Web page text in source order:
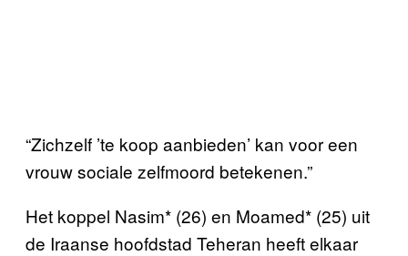
“Zichzelf ’te koop aanbieden’ kan voor een
vrouw sociale zelfmoord betekenen.”
Het koppel Nasim* (26) en Moamed* (25) uit
de Iraanse hoofdstad Teheran heeft elkaar